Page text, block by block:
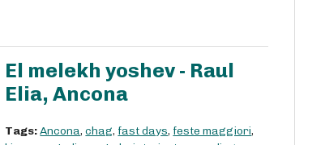
El melekh yoshev - Raul
Elia, Ancona
Tags:Ancona,chag, fast days, feste maggiori,